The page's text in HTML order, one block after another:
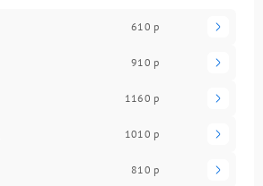
610 р
910 р
1160 р
1010 р
810 р